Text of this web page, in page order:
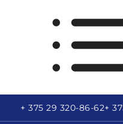
+ 375 29 320-86-62+